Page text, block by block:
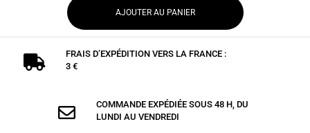
AJOUTER AU PANIER

FRAIS D’EXPÉDITION VERS LA FRANCE :
3 €

COMMANDE EXPÉDIÉE SOUS 48 H, DU
LUNDI AU VENDREDI